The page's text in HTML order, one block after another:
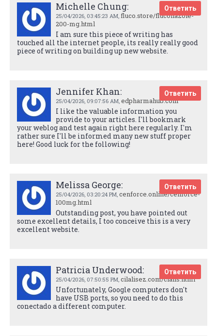
Michelle Chung:
25/04/2026, 03:45:23 AM, fluco.store/fluconazole-
200-mg.html
Ответить
I am sure this piece of writing has
touched all the internet people, its really really good
piece of writing on building up new website.
Jennifer Khan:
25/04/2026, 09:07:56 AM, edpharmahub.com
Ответить
I like the valuable information you
provide to your articles. I'll bookmark
your weblog and test again right here regularly. I'm
rather sure I'll be informed many new stuff proper
here! Good luck for the following!
Melissa George:
25/04/2026, 03:20:24 PM, cenforce.online/cenforce-
100mg.html
Ответить
Outstanding post, you have pointed out
some excellent details, I too conceive this is a very
excellent website.
Patricia Underwood:
25/04/2026, 07:50:55 PM, cilalisez.com/cialis.html
Ответить
Unfortunately, Google computers don't
have USB ports, so you need to do this
conectado a different computer.